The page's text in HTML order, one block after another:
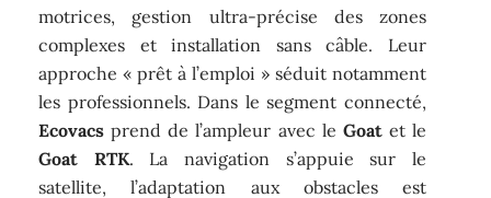
motrices, gestion ultra-précise des zones
complexes et installation sans câble. Leur
approche « prêt à l’emploi » séduit notamment
les professionnels. Dans le segment connecté,
Ecovacs prend de l’ampleur avec le Goatet le
Goat RTK. La navigation s’appuie sur le
satellite, l’adaptation aux obstacles est